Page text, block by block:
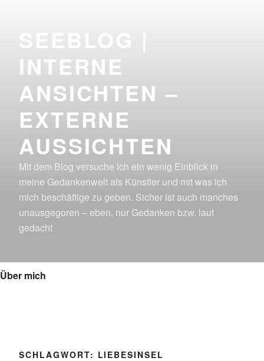
INTERNE
ANSICHTEN –
EXTERNE
AUSSICHTEN
Mit dem Blog versuche ich ein wenig Einblick in
meine Gedankenwelt als Künstler und mit was ich
mich beschäftige zu geben. Sicher ist auch manches
unausgegoren – eben, nur Gedanken bzw. laut
gedacht
Über mich
SCHLAGWORT: LIEBESINSEL